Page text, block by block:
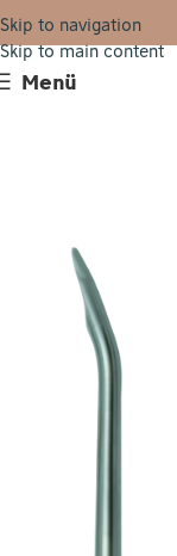
Skip to navigation
Skip to main content
Menü